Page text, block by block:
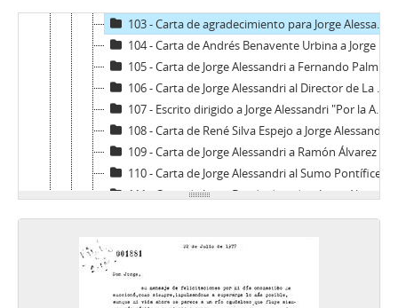
103 - Carta de agradecimiento para Jorge Alessandri
104 - Carta de Andrés Benavente Urbina a Jorge Alessandri
105 - Carta de Jorge Alessandri a Fernando Palma Rogers
106 - Carta de Jorge Alessandri al Director de La Segunda
107 - Escrito dirigido a Jorge Alessandri "Por la Anécdota a la Historia"
108 - Carta de René Silva Espejo a Jorge Alessandri
109 - Carta de Jorge Alessandri a Ramón Álvarez Goldsack
110 - Carta de Jorge Alessandri al Sumo Pontífice Juan Pablo I
111 - Carta de Jorge Bande dirigida a Jorge Alessandri
112 - Carta dirigida a Jorge Alessandri Rodríguez firmada por Herbert Müller Puelma
114 - Carta dirigida a Jorge Alessandri de Herbert Müller Puelma
115 - Carta dirigida a Jorge Alessandri Rodríguez para darle aviso de situación en Paillihue
116 - Carta dirigida a Jorge Alessandri de Luis Emaldia Alvarado